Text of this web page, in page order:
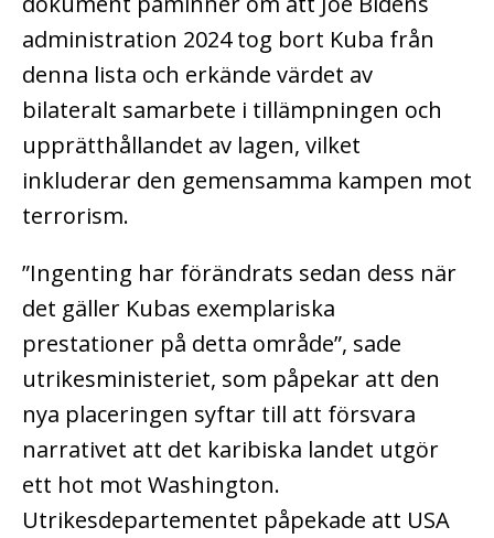
administration 2024 tog bort Kuba från
denna lista och erkände värdet av
bilateralt samarbete i tillämpningen och
upprätthållandet av lagen, vilket
inkluderar den gemensamma kampen mot
terrorism.
”Ingenting har förändrats sedan dess när
det gäller Kubas exemplariska
prestationer på detta område”, sade
utrikesministeriet, som påpekar att den
nya placeringen syftar till att försvara
narrativet att det karibiska landet utgör
ett hot mot Washington.
Utrikesdepartementet påpekade att USA